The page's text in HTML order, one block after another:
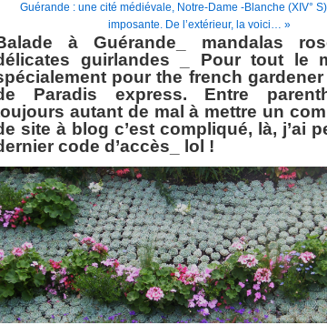
Guérande : une cité médiévale, Notre-Dame -Blanche (XIV°
imposante. De l’extérieur, la voici… »
à Guérande_ mandalas
guirlandes _ Pour tout le
pour the french gardener
Paradis express. Entre
autant de mal à mettre un
site à blog c’est compliqué, là, j’ai
code d’accès_ lol !